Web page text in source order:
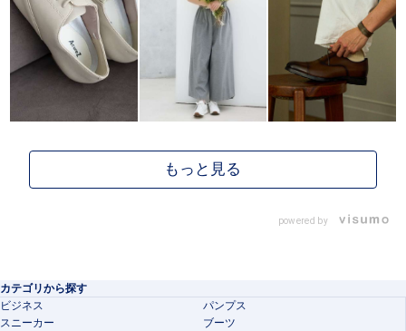
powered by
カテゴリから探す
ビジネス
パンプス
スニーカー
ブーツ